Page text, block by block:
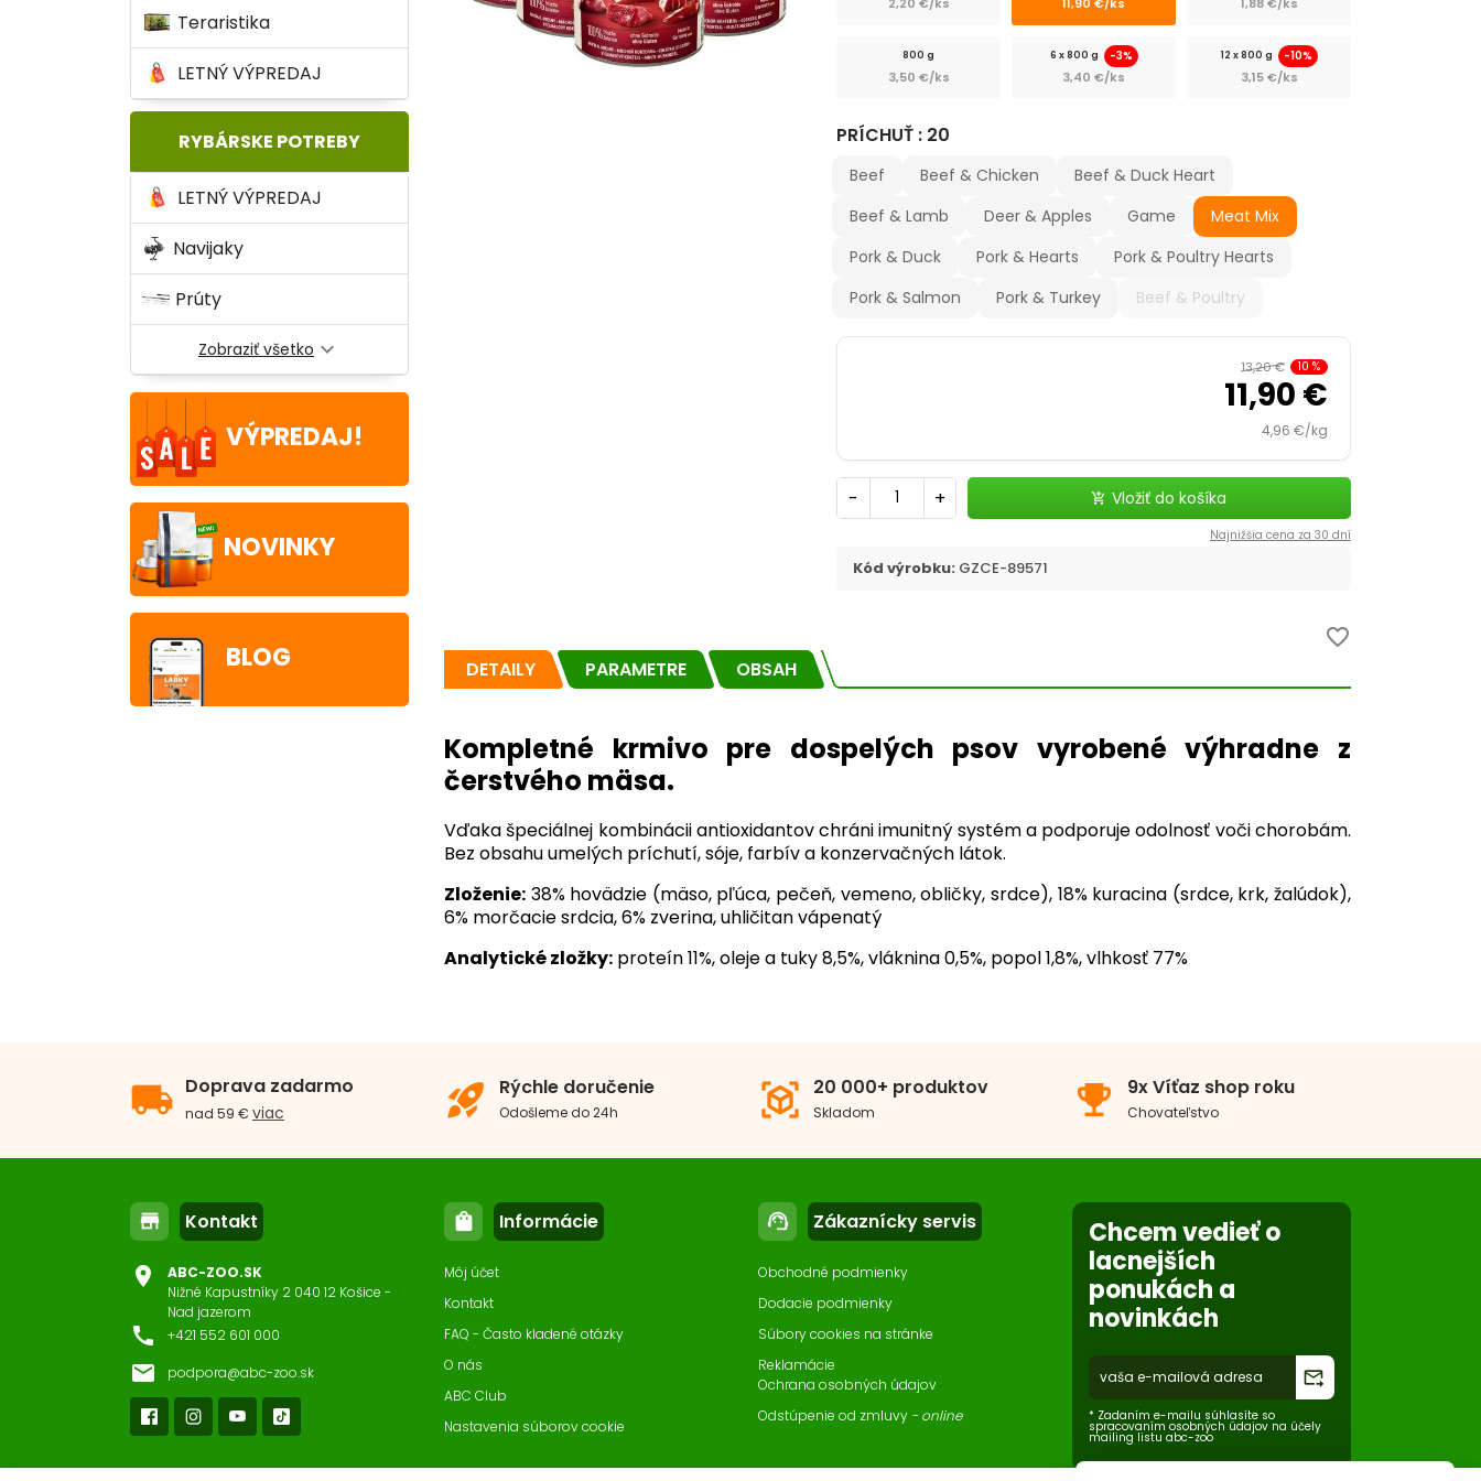
Teraristika
LETNÝ VÝPREDAJ
RYBÁRSKE POTREBY
LETNÝ VÝPREDAJ
Navijaky
Prúty
Zobraziť všetko expand_more
VÝPREDAJ!
NOVINKY
BLOG
800 g
3,50 €/ks
6 x 800 g -3%
3,40 €/ks
12 x 800 g -10%
3,15 €/ks
PRÍCHUŤ : 20
Beef Beef & Chicken
Beef & Duck Heart
Beef & Lamb
Deer & Apples Game
Meat Mix
Pork & Duck
Pork & Hearts
Pork & Poultry Hearts
Pork & Salmon
Pork & Turkey Beef & Poultry
13,20 € 10 %
11,90 €
4,96 €/kg
- + add_shopping_cart Vložiť do košíka
Najnižšia cena za 30 dní
Kód výrobku: GZCE-89571
favorite_border
DETAILY PARAMETRE OBSAH
Kompletné krmivo pre dospelých psov vyrobené výhradne z
čerstvého mäsa.
Vďaka špeciálnej kombinácii antioxidantov chráni imunitný systém a podporuje odolnosť voči chorobám.
Bez obsahu umelých príchutí, sóje, farbív a konzervačných látok.
Zloženie: 38% hovädzie (mäso, pľúca, pečeň, vemeno, obličky, srdce), 18% kuracina (srdce, krk, žalúdok),
6% morčacie srdcia, 6% zverina, uhličitan vápenatý
Analytické zložky: proteín 11%, oleje a tuky 8,5%, vláknina 0,5%, popol 1,8%, vlhkosť 77%
6x Konzerva pre psov Animonda GranCarno Original Adult z mixu čerstvého mäsa.
Veľkosť psa Malé plemeno Stredné plemeno Veľké a obrie plemeno
Preferovaný proteín Kura Hovädzie Divina
Zameranie krmiva Bez obilnín
local_shipping Doprava zadarmo
nad 59 € viac rocket_launch Rýchle doručenie
Odošleme do 24h view_in_ar 20 000+ produktov
Skladom emoji_events 9x Víťaz shop roku
Chovateľstvo
store Kontakt
location_on
ABC-ZOO.SK
Nižné Kapustníky 2 040 12 Košice -
Nad jazerom
call +421 552 601 000
email podpora@abc-zoo.sk
shopping_bag Informácie
Môj účet
Kontakt
FAQ - Často kladené otázky
O nás
ABC Club
Nastavenia súborov cookie
support_agent Zákaznícky servis
Obchodné podmienky
Dodacie podmienky
Súbory cookies na stránke
Reklamácie
Ochrana osobných údajov
Odstúpenie od zmluvy - online
Chcem vedieť o
lacnejších
ponukách a
novinkách
forward_to_inbox
* Zadaním e-mailu súhlasíte so
spracovaním osobných údajov na účely
mailing listu abc-zoo